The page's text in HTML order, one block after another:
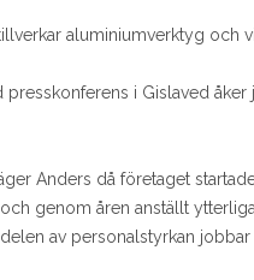
aluminiumverktyg och
i Gislaved
Anders då företaget
genom åren anställt
av personalstyrkan jobbar